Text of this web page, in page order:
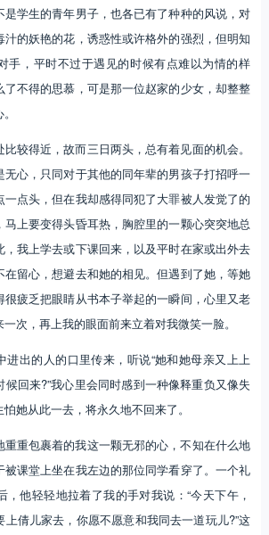
学生的青年男子，也各已有了种种的风说，对
的妖艳的花，诱惑性或许格外的强烈，但明知
手，平时不过于遇见的时候有点难以为情的样
不得的思慕，可是那一位赵家的少女，却整整
得近，故而三日两头，总有着见面的机会。
无心，只同对于其他的同年辈的男孩子打招呼一
点头，但在我却感得同犯了大罪被人发觉了的
上要变得头昏耳热，胸腔里的一颗心突突地总
我上学去或下课回来，以及平时在家或出外去
在留心，想避去和她的相见。但遇到了她，等她
很疲乏把眼睛从书本子举起的一瞬间，心里又老
次，再上我的眼面前来立着对我微笑一脸。
出的人的口里传来，听说“她和她母亲又上上
回来?”我心里会同时感到一种像释重负又像失
她从此一去，将永久地不回来了。
重包裹着的我这一颗无邪的心，不知在什么地
课堂上坐在我左边的那位同学看穿了。一个礼
，他轻轻地拉着了我的手对我说：“今天下午，
上倩儿家去，你愿不愿意和我同去一道玩儿?”这